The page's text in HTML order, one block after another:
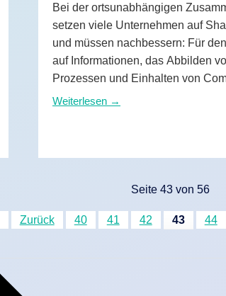
Bei der ortsunabhängigen
setzen viele Unternehmen auf
und müssen nachbessern: Für
auf Informationen, das Abbilden
Prozessen und Einhalten von
fehlen wichtige Funktionen. Sehen
Weiterlesen →
Seite 43 von 56
Zurück 40 41 42 43 44